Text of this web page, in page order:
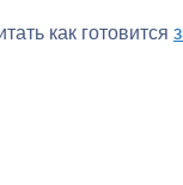
как готовится